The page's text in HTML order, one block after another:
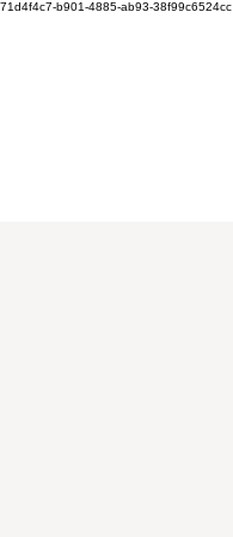
71d4f4c7-b901-4885-ab93-38f99c6524cc